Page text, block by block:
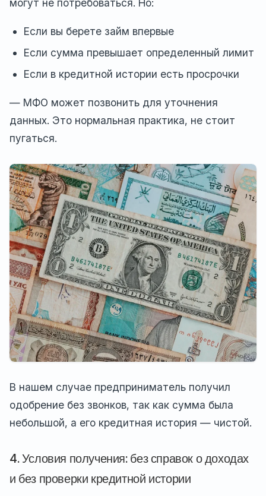
могут не потребоваться. Но:
Если вы берете займ впервые
Если сумма превышает определенный лимит
Если в кредитной истории есть просрочки
— МФО может позвонить для уточнения
данных. Это нормальная практика, не стоит
пугаться.
В нашем случае предприниматель получил
одобрение без звонков, так как сумма была
небольшой, а его кредитная история — чистой.
4. Условия получения: без справок о доходах
и без проверки кредитной истории